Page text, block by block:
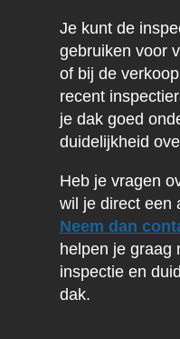
Je kunt de
gebruiken voor
of bij de
recent
je dak goed
duidelijkheid
Heb je vragen
wil je direct een
Neem dan
helpen je graag
inspectie en
dak.